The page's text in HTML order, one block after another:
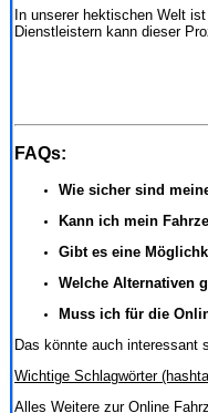
In unserer hektischen Welt
Dienstleistern kann dieser
FAQs:
Wie sicher sind
Kann ich mein
Gibt es eine
Welche Alternativen
Muss ich für die
Das könnte auch interessant
Wichtige Schlagwörter
Alles Weitere zur Online